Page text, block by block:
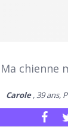
Ma chienne
Carole, 39 ans,